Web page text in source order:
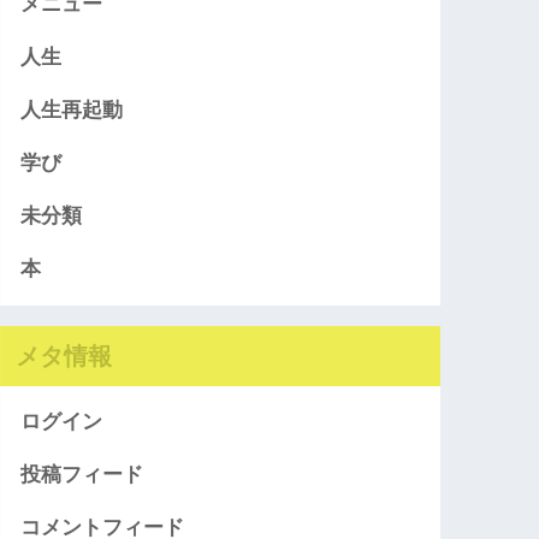
人生
人生再起動
学び
未分類
本
メタ情報
ログイン
投稿フィード
コメントフィード